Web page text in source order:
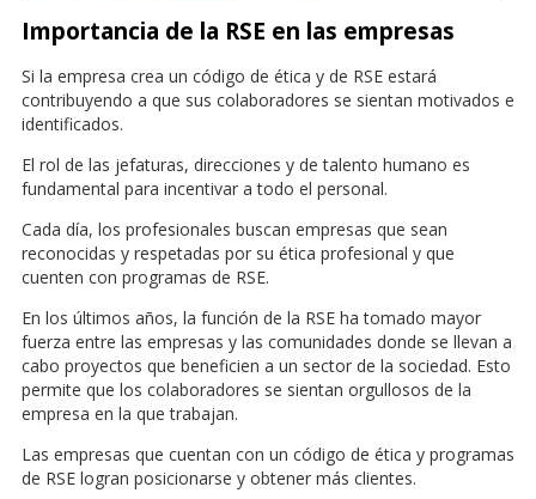
Importancia de la RSE en las empresas
Si la empresa crea un código de ética y de RSE estará
contribuyendo a que sus colaboradores se sientan motivados e
identificados.
El rol de las jefaturas, direcciones y de talento humano es
fundamental para incentivar a todo el personal.
Cada día, los profesionales buscan empresas que sean
reconocidas y respetadas por su ética profesional y que
cuenten con programas de RSE.
En los últimos años, la función de la RSE ha tomado mayor
fuerza entre las empresas y las comunidades donde se llevan a
cabo proyectos que beneficien a un sector de la sociedad. Esto
permite que los colaboradores se sientan orgullosos de la
empresa en la que trabajan.
Las empresas que cuentan con un código de ética y programas
de RSE logran posicionarse y obtener más clientes.